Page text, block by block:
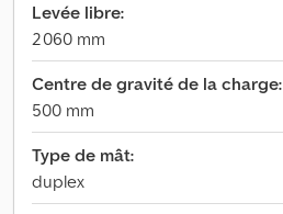
Levée libre:
2 060 mm
Centre de gravité de la charge:
500 mm
Type de mât:
duplex